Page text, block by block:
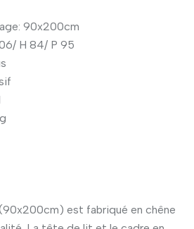
90x200cm
H 84/ P 95
est fabriqué en chêne